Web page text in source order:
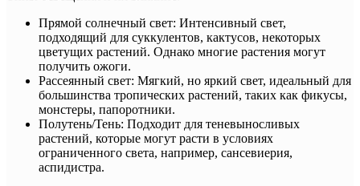
Прямой солнечный свет: Интенсивный свет,
подходящий для суккулентов, кактусов, некоторых
цветущих растений. Однако многие растения могут
получить ожоги.
Рассеянный свет: Мягкий, но яркий свет, идеальный для
большинства тропических растений, таких как фикусы,
монстеры, папоротники.
Полутень/Тень: Подходит для теневыносливых
растений, которые могут расти в условиях
ограниченного света, например, сансевиерия,
аспидистра.